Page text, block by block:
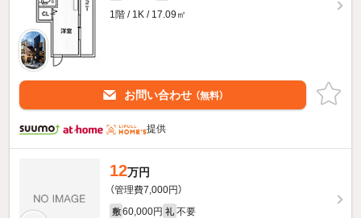
1階 / 1K / 17.09㎡
お問い合わせ （無料）
提供
12万円
（管理費7,000円）
敷 60,000円 礼 不要